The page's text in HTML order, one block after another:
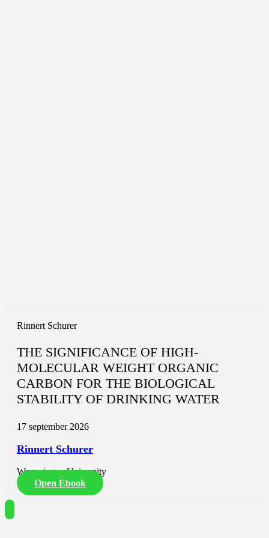
Rinnert Schurer
THE SIGNIFICANCE OF HIGH-
MOLECULAR WEIGHT ORGANIC
CARBON FOR THE BIOLOGICAL
STABILITY OF DRINKING WATER
17 september 2026
Rinnert Schurer
Wageningen University
Open Ebook